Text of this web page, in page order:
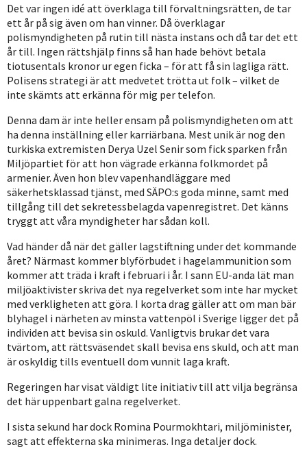
Det var ingen idé att överklaga till förvaltningsrätten, de tar
ett år på sig även om han vinner. Då överklagar
polismyndigheten på rutin till nästa instans och då tar det ett
år till. Ingen rättshjälp finns så han hade behövt betala
tiotusentals kronor ur egen ficka – för att få sin lagliga rätt.
Polisens strategi är att medvetet trötta ut folk – vilket de
inte skämts att erkänna för mig per telefon.
Denna dam är inte heller ensam på polismyndigheten om att
ha denna inställning eller karriärbana. Mest unik är nog den
turkiska extremisten Derya Uzel Senir som fick sparken från
Miljöpartiet för att hon vägrade erkänna folkmordet på
armenier. Även hon blev vapenhandläggare med
säkerhetsklassad tjänst, med SÄPO:s goda minne, samt med
tillgång till det sekretessbelagda vapenregistret. Det känns
tryggt att våra myndigheter har sådan koll.
Vad händer då när det gäller lagstiftning under det kommande
året? Närmast kommer blyförbudet i hagelammunition som
kommer att träda i kraft i februari i år. I sann EU-anda lät man
miljöaktivister skriva det nya regelverket som inte har mycket
med verkligheten att göra. I korta drag gäller att om man bär
blyhagel i närheten av minsta vattenpöl i Sverige ligger det på
individen att bevisa sin oskuld. Vanligtvis brukar det vara
tvärtom, att rättsväsendet skall bevisa ens skuld, och att man
är oskyldig tills eventuell dom vunnit laga kraft.
Regeringen har visat väldigt lite initiativ till att vilja begränsa
det här uppenbart galna regelverket.
I sista sekund har dock Romina Pourmokhtari, miljöminister,
sagt att effekterna ska minimeras. Inga detaljer dock.